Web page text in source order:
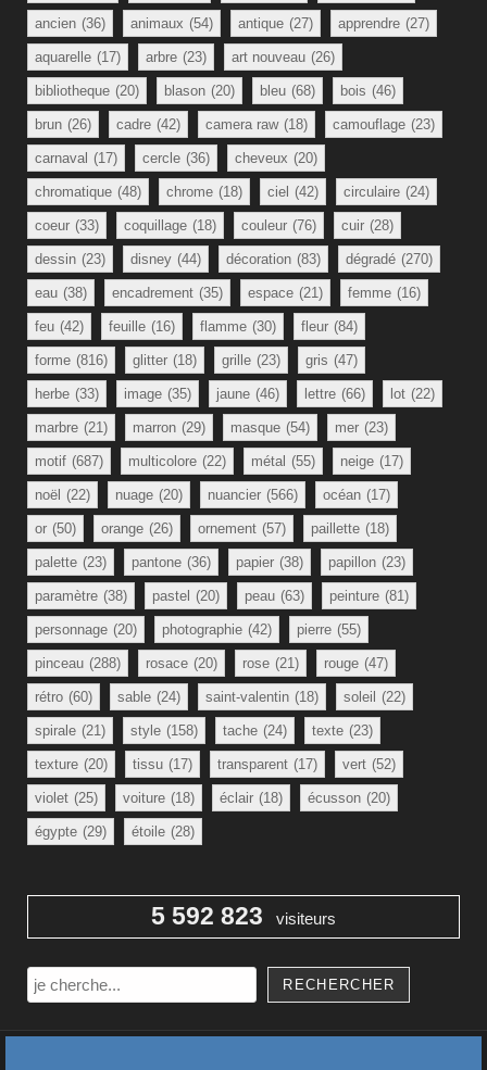
ancien (36) animaux (54) antique (27) apprendre (27)
aquarelle (17) arbre (23) art nouveau (26)
bibliotheque (20) blason (20) bleu (68) bois (46)
brun (26) cadre (42) camera raw (18) camouflage (23)
carnaval (17) cercle (36) cheveux (20)
chromatique (48) chrome (18) ciel (42) circulaire (24)
coeur (33) coquillage (18) couleur (76) cuir (28)
dessin (23) disney (44) décoration (83) dégradé (270)
eau (38) encadrement (35) espace (21) femme (16)
feu (42) feuille (16) flamme (30) fleur (84)
forme (816) glitter (18) grille (23) gris (47)
herbe (33) image (35) jaune (46) lettre (66) lot (22)
marbre (21) marron (29) masque (54) mer (23)
motif (687) multicolore (22) métal (55) neige (17)
noël (22) nuage (20) nuancier (566) océan (17)
or (50) orange (26) ornement (57) paillette (18)
palette (23) pantone (36) papier (38) papillon (23)
paramètre (38) pastel (20) peau (63) peinture (81)
personnage (20) photographie (42) pierre (55)
pinceau (288) rosace (20) rose (21) rouge (47)
rétro (60) sable (24) saint-valentin (18) soleil (22)
spirale (21) style (158) tache (24) texte (23)
texture (20) tissu (17) transparent (17) vert (52)
violet (25) voiture (18) éclair (18) écusson (20)
égypte (29) étoile (28)
5 592 823 visiteurs
Rechercher
RECHERCHER